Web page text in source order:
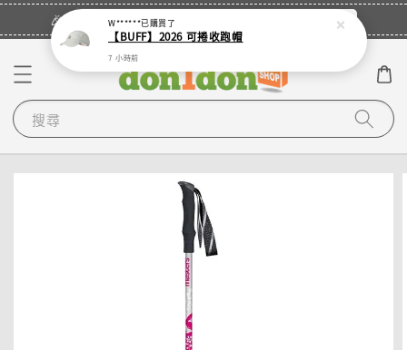
🎉登入會員・領取您的專屬折扣券！ 立即登入
搜尋
W******已購買了
【BUFF】2026 可捲收跑帽
7 小時前